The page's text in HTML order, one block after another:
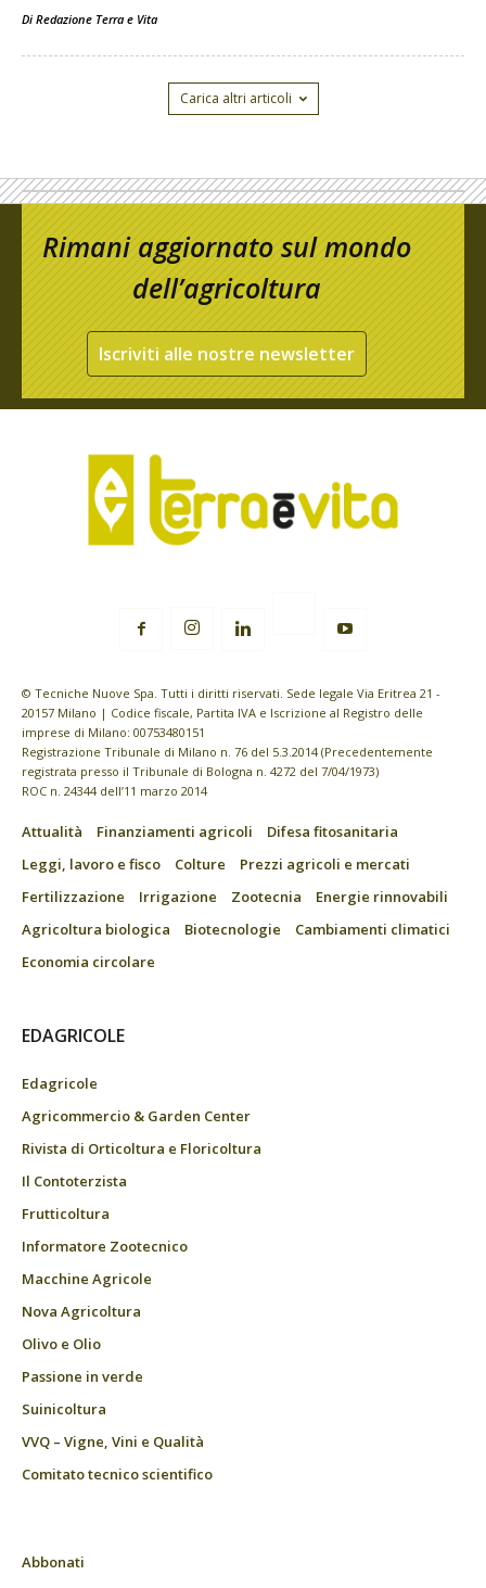
Di Redazione Terra e Vita
Carica altri articoli
Rimani aggiornato sul mondo
dell’agricoltura
Iscriviti alle nostre newsletter
© Tecniche Nuove Spa. Tutti i diritti riservati. Sede legale Via Eritrea 21 -
20157 Milano | Codice fiscale, Partita IVA e Iscrizione al Registro delle
imprese di Milano: 00753480151
Registrazione Tribunale di Milano n. 76 del 5.3.2014 (Precedentemente
registrata presso il Tribunale di Bologna n. 4272 del 7/04/1973)
ROC n. 24344 dell’11 marzo 2014
Attualità Finanziamenti agricoli
Difesa fitosanitaria
Leggi, lavoro e fisco
Colture
Prezzi agricoli e mercati
Fertilizzazione
Irrigazione Zootecnia
Energie rinnovabili
Agricoltura biologica
Biotecnologie
Cambiamenti climatici
Economia circolare
EDAGRICOLE
Edagricole
Agricommercio & Garden Center
Rivista di Orticoltura e Floricoltura
Il Contoterzista
Frutticoltura
Informatore Zootecnico
Macchine Agricole
Nova Agricoltura
Olivo e Olio
Passione in verde
Suinicoltura
VVQ – Vigne, Vini e Qualità
Comitato tecnico scientifico
Abbonati